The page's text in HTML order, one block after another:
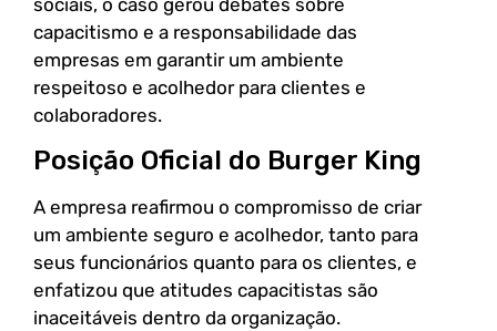
capacitismo e a responsabilidade das
empresas em garantir um ambiente
respeitoso e acolhedor para clientes e
colaboradores.
Posição Oficial do Burger King
A empresa reafirmou o compromisso de criar
um ambiente seguro e acolhedor, tanto para
seus funcionários quanto para os clientes, e
enfatizou que atitudes capacitistas são
inaceitáveis dentro da organização.